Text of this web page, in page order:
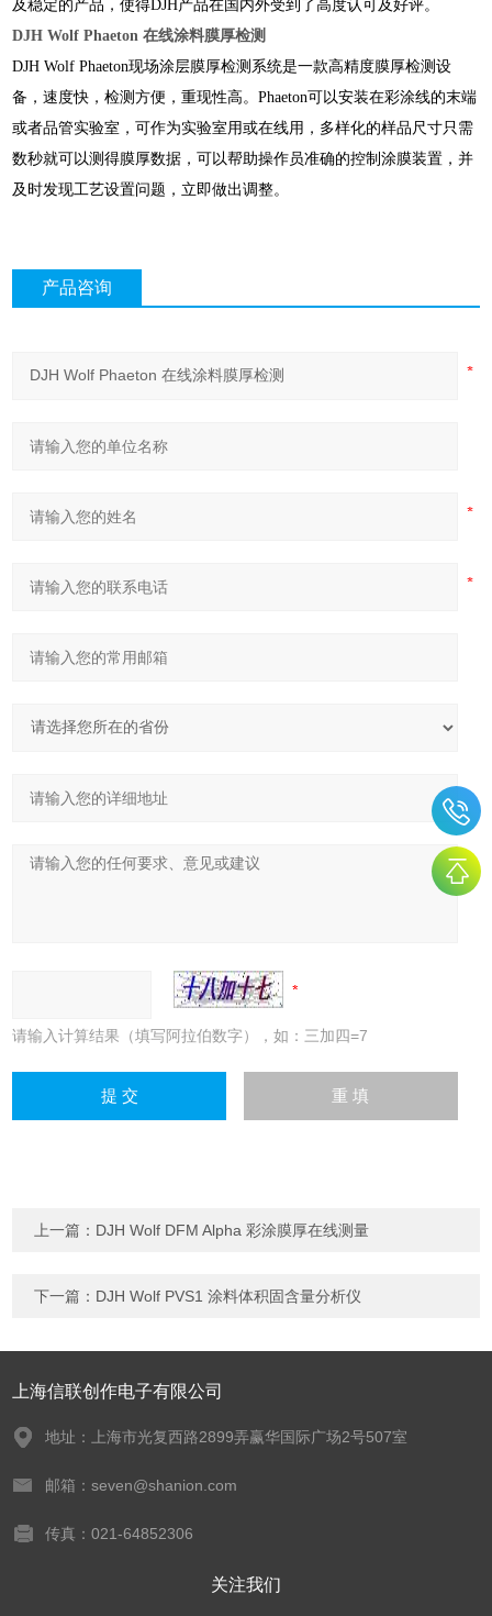
及稳定的产品，使得DJH产品在国内外受到了高度认可及好评。
DJH Wolf Phaeton 在线涂料膜厚检测
DJH Wolf Phaeton现场涂层膜厚检测系统是一款高精度膜厚检测设
备，速度快，检测方便，重现性高。Phaeton可以安装在彩涂线的末端
或者品管实验室，可作为实验室用或在线用，多样化的样品尺寸只需
数秒就可以测得膜厚数据，可以帮助操作员准确的控制涂膜装置，并
及时发现工艺设置问题，立即做出调整。
产品咨询
请输入计算结果（填写阿拉伯数字），如：三加四=7
上一篇： DJH Wolf DFM Alpha 彩涂膜厚在线测量
下一篇： DJH Wolf PVS1 涂料体积固含量分析仪
上海信联创作电子有限公司
地址：上海市光复西路2899弄赢华国际广场2号507室
邮箱：seven@shanion.com
传真：021-64852306
关注我们